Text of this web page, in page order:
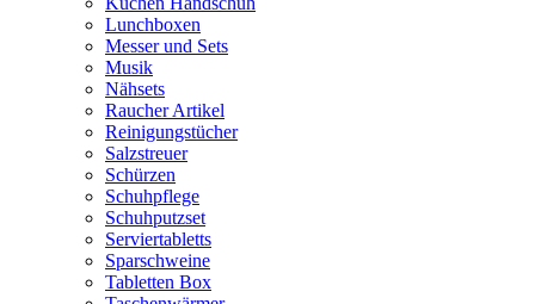
Lunchboxen
Messer und Sets
Musik
Nähsets
Raucher Artikel
Reinigungstücher
Salzstreuer
Schürzen
Schuhpflege
Schuhputzset
Serviertabletts
Sparschweine
Tabletten Box